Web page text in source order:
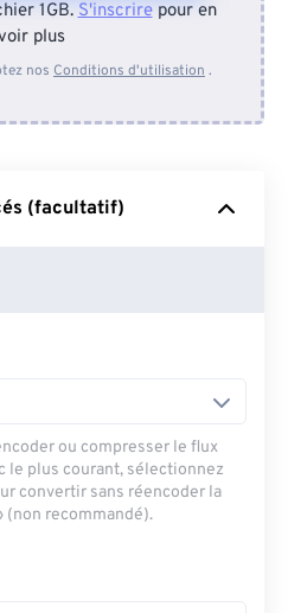
Drive
1GB.S'inscrirepour en
plus
nos Conditions d'utilisation .
(facultatif)
ou compresser le flux
le plus courant, sélectionnez
convertir sans réencoder la
(non recommandé).